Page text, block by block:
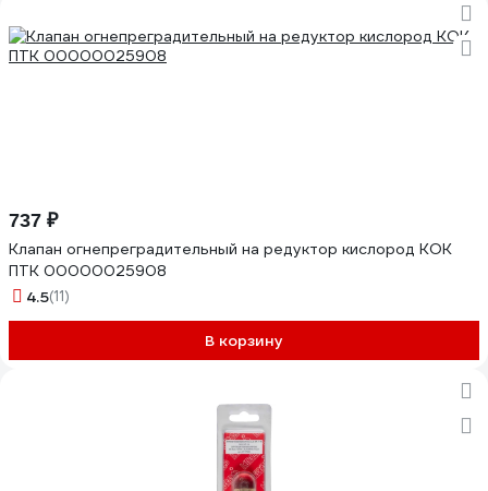
737 ₽
Клапан огнепреградительный на редуктор кислород КОК
ПТК 00000025908
4.5(11)
В корзину